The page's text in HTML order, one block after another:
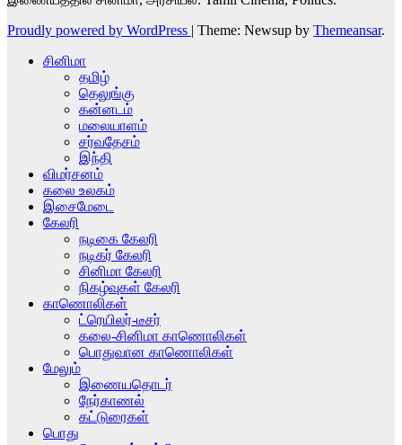
Proudly powered by WordPress | Theme: Newsup by Themeansar.
சினிமா
தமிழ்
தெலுங்கு
கன்னடம்
மலையாளம்
சர்வதேசம்
இந்தி
விமர்சனம்
கலை உலகம்
இசைமேடை
கேலரி
நடிகை கேலரி
நடிகர் கேலரி
சினிமா கேலரி
நிகழ்வுகள் கேலரி
காணொலிகள்
ட்ரெயிலர்-டீசர்
கலை-சினிமா காணொலிகள்
பொதுவான காணொலிகள்
மேலும்
இணையதொடர்
நேர்காணல்
கட்டுரைகள்
பொது